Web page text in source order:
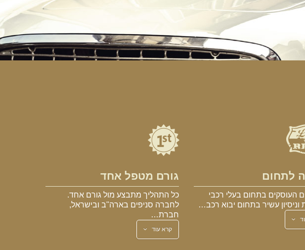
לתחום
העוסקים בתחום בעלי רכבי
וניסיון עשיר בתחום יבוא רכב…
גורם מטפל אחד
כל התהליך מתבצע מול גורם אחד.
לחברה סניפים בארה"ב ובישראל,
חברת…
קרא עוד
מאיתנו אהבה מוטורית